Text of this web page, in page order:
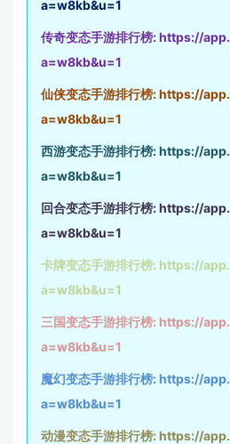
a=w8kb&u=1
传奇变态手游排行榜:https://
a=w8kb&u=1
仙侠变态手游排行榜:https://
a=w8kb&u=1
西游变态手游排行榜:https://
a=w8kb&u=1
回合变态手游排行榜:https://
a=w8kb&u=1
卡牌变态手游排行榜: https://
a=w8kb&u=1
三国变态手游排行榜: https://
a=w8kb&u=1
魔幻变态手游排行榜: https://
a=w8kb&u=1
动漫变态手游排行榜:https://